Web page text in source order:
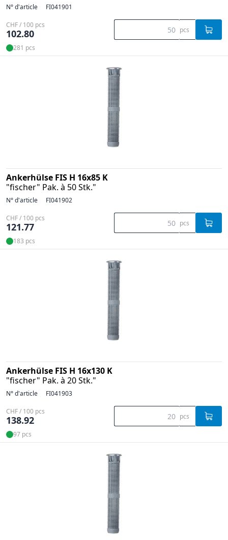
N° d'article FI041901
CHF / 100 pcs
102.80 pcs
281 pcs
Ankerhülse FIS H 16x85 K
"fischer" Pak. à 50 Stk."
N° d'article FI041902
CHF / 100 pcs
121.77 pcs
183 pcs
Ankerhülse FIS H 16x130 K
"fischer" Pak. à 20 Stk."
N° d'article FI041903
CHF / 100 pcs
138.92 pcs
97 pcs